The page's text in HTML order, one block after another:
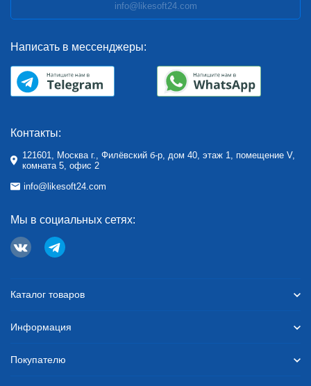
info@likesoft24.com
Написать в мессенджеры:
Контакты:
121601, Москва г., Филёвский б-р, дом 40, этаж 1, помещение V,
комната 5, офис 2
info@likesoft24.com
Мы в социальных сетях:
Каталог товаров
Информация
Покупателю